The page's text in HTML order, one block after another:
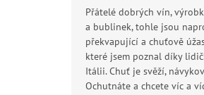
Přátelé dobrých vín,
a bublinek, tohle jsou
překvapující a chuťově
které jsem poznal díky
Itálii. Chuť je svěží,
Ochutnáte a chcete víc a